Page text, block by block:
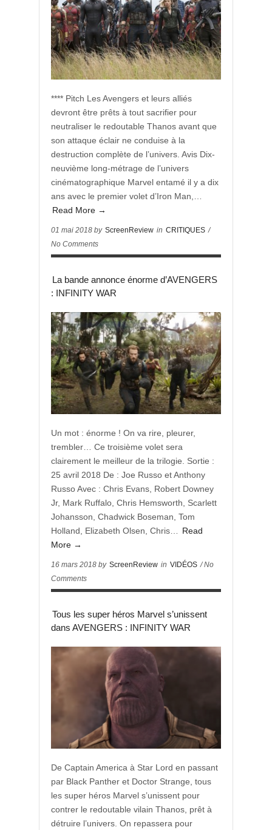
**** Pitch Les Avengers et leurs alliés
devront être prêts à tout sacrifier pour
neutraliser le redoutable Thanos avant que
son attaque éclair ne conduise à la
destruction complète de l’univers. Avis Dix-
neuvième long-métrage de l’univers
cinématographique Marvel entamé il y a dix
ans avec le premier volet d’Iron Man,…
Read More →
01 mai 2018 by ScreenReview in CRITIQUES /
No Comments
La bande annonce énorme d’AVENGERS
: INFINITY WAR
Un mot : énorme ! On va rire, pleurer,
trembler… Ce troisième volet sera
clairement le meilleur de la trilogie. Sortie :
25 avril 2018 De : Joe Russo et Anthony
Russo Avec : Chris Evans, Robert Downey
Jr, Mark Ruffalo, Chris Hemsworth, Scarlett
Johansson, Chadwick Boseman, Tom
Holland, Elizabeth Olsen, Chris…
Read
More →
16 mars 2018 by ScreenReview in VIDÉOS / No
Comments
Tous les super héros Marvel s’unissent
dans AVENGERS : INFINITY WAR
De Captain America à Star Lord en passant
par Black Panther et Doctor Strange, tous
les super héros Marvel s’unissent pour
contrer le redoutable vilain Thanos, prêt à
détruire l’univers. On repassera pour